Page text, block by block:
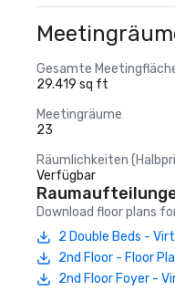
Gesamte
29.419 sq ft
Meetingräume
23
Räumlichkeiten
Verfügbar
Download floor plans
2 Double Beds -
2nd Floor - Floor
2nd Floor Foyer -